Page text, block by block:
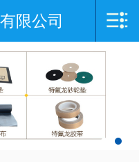
导航
首页
概况
中心
限公司